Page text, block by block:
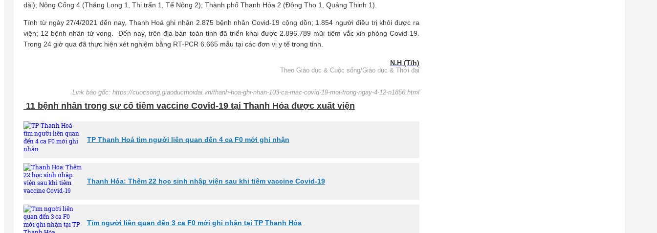
dài); Nông Cống 4 (Thăng Long 1, Thị trấn 1, Tế Nông 2); Thành phố Thanh Hóa 2 (Đông Thọ 1, Quảng Thịnh 1).
Tính từ ngày 27/4/2021 đến nay, Thanh Hoá ghi nhận 2.875 bệnh nhân Covid-19 cộng dồn; 1.854 người điều trị khỏi được ra
viện; 12 bệnh nhân tử vong. Đến nay, trên địa bàn toàn tỉnh đã triển khai được 2.896.789 mũi tiêm vắc xin phòng Covid-19.
Trong 24 giờ qua đã thực hiện xét nghiệm bằng RT-PCR 6.665 mẫu tại các đơn vị y tế trong tỉnh.
N.H (T/h)
Theo Giáo dục & Cuộc sống/Giáo dục & Thời đại
Link báo gốc: https://cuocsong.giaoducthoidai.vn/thanh-hoa-ghi-nhan-103-ca-mac-covid-19-moi-trong-ngay-4-12-n1856.html
11 bệnh nhân trong sự cố tiêm vaccine Covid-19 tại Thanh Hóa được xuất viện
TP Thanh Hoá tìm người liên quan đến 4 ca F0 mới ghi nhận
Thanh Hóa: Thêm 22 học sinh nhập viện sau khi tiêm vaccine Covid-19
Tìm người liên quan đến 3 ca F0 mới ghi nhận tại TP Thanh Hóa